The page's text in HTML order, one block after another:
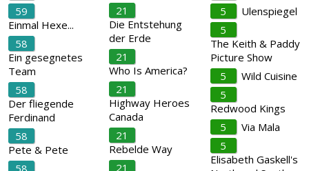
59
Einmal Hexe...
58
Ein gesegnetes
Team
58
Der fliegende
Ferdinand
58
Pete & Pete
58
21
Die Entstehung
der Erde
21
Who Is America?
21
Highway Heroes
Canada
21
Rebelde Way
21
5
Ulenspiegel
5
The Keith & Paddy
Picture Show
5
Wild Cuisine
5
Redwood Kings
5
Via Mala
5
Elisabeth Gaskell's